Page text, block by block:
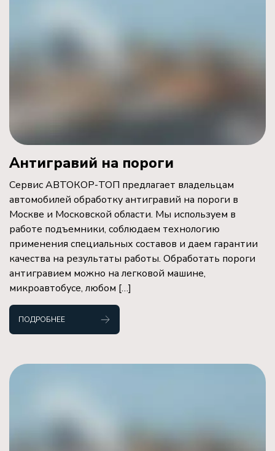
Антигравий на пороги
Сервис АВТОКОР-ТОП предлагает владельцам
автомобилей обработку антигравий на пороги в
Москве и Московской области. Мы используем в
работе подъемники, соблюдаем технологию
применения специальных составов и даем гарантии
качества на результаты работы. Обработать пороги
антигравием можно на легковой машине,
микроавтобусе, любом […]
ПОДРОБНЕЕ